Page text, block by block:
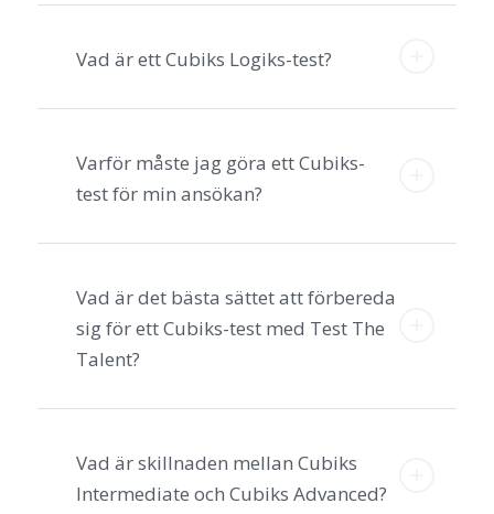
Vad är ett Cubiks Logiks-test?
Varför måste jag göra ett Cubiks-
test för min ansökan?
Vad är det bästa sättet att förbereda
sig för ett Cubiks-test med Test The
Talent?
Vad är skillnaden mellan Cubiks
Intermediate och Cubiks Advanced?